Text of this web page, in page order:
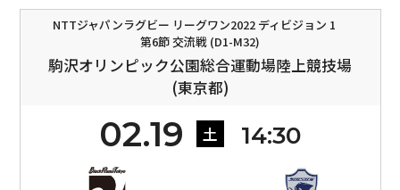
NTTジャパンラグビー リーグワン2022 ディビジョン 1
第6節 交流戦 (D1-M32)
駒沢オリンピック公園総合運動場陸上競技場
(東京都)
02.19 土 14:30